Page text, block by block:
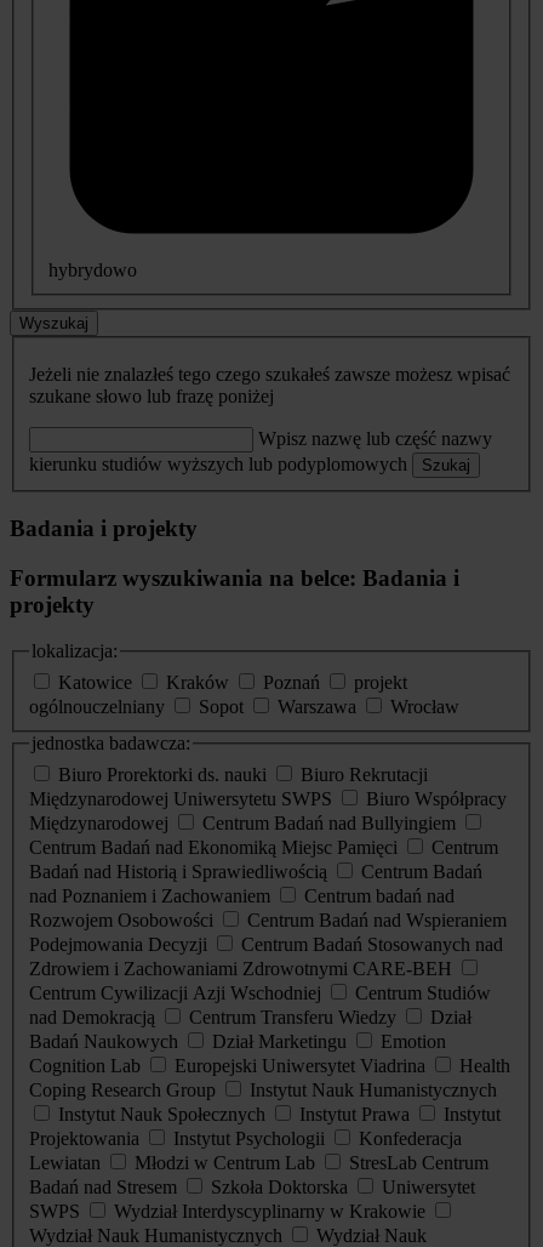
hybrydowo
Wyszukaj
Jeżeli nie znalazłeś tego czego szukałeś zawsze możesz wpisać
szukane słowo lub frazę poniżej
Wpisz nazwę lub część nazwy
kierunku studiów wyższych lub podyplomowych
Szukaj
Badania i projekty
Formularz wyszukiwania na belce: Badania i
projekty
lokalizacja:
Katowice
Kraków Poznań
projekt
ogólnouczelniany
Sopot Warszawa
Wrocław
jednostka badawcza:
Biuro Prorektorki ds. nauki
Biuro Rekrutacji
Międzynarodowej Uniwersytetu SWPS
Biuro Współpracy
Międzynarodowej
Centrum Badań nad Bullyingiem
Centrum Badań nad Ekonomiką Miejsc Pamięci
Centrum
Badań nad Historią i Sprawiedliwością
Centrum Badań
nad Poznaniem i Zachowaniem
Centrum badań nad
Rozwojem Osobowości
Centrum Badań nad Wspieraniem
Podejmowania Decyzji
Centrum Badań Stosowanych nad
Zdrowiem i Zachowaniami Zdrowotnymi CARE-BEH
Centrum Cywilizacji Azji Wschodniej
Centrum Studiów
nad Demokracją
Centrum Transferu Wiedzy
Dział
Badań Naukowych
Dział Marketingu
Emotion
Cognition Lab
Europejski Uniwersytet Viadrina
Health
Coping Research Group
Instytut Nauk Humanistycznych
Instytut Nauk Społecznych
Instytut Prawa
Instytut
Projektowania
Instytut Psychologii
Konfederacja
Lewiatan
Młodzi w Centrum Lab
StresLab Centrum
Badań nad Stresem
Szkoła Doktorska
Uniwersytet
SWPS
Wydział Interdyscyplinarny w Krakowie
Wydział Nauk Humanistycznych
Wydział Nauk